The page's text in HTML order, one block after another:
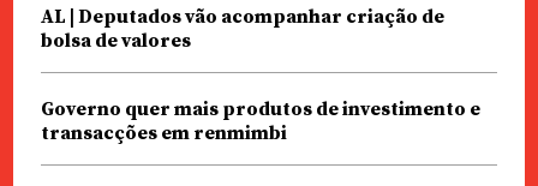
AL | Deputados vão acompanhar criação de
bolsa de valores
Governo quer mais produtos de investimento e
transacções em renmimbi